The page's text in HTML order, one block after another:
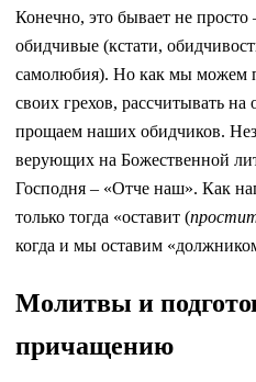
Конечно, это бывает не
обидчивые (кстати,
самолюбия). Но как мы можем
своих грехов, рассчитывать
прощаем наших обидчиков.
верующих на Божественной
Господня – «Отче наш». Как
только тогда «оставит (
когда и мы оставим
Молитвы и
причащению